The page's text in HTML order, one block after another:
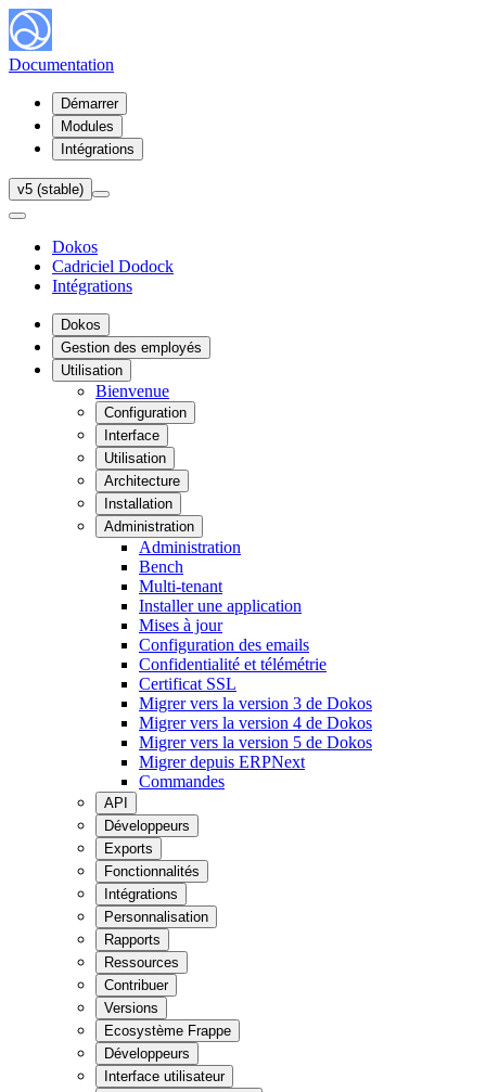
Documentation
Démarrer
Modules
Intégrations
v5 (stable)
Dokos
Cadriciel Dodock
Intégrations
Dokos
Gestion des employés
Utilisation
Bienvenue
Configuration
Interface
Utilisation
Architecture
Installation
Administration
Administration
Bench
Multi-tenant
Installer une application
Mises à jour
Configuration des emails
Confidentialité et télémétrie
Certificat SSL
Migrer vers la version 3 de Dokos
Migrer vers la version 4 de Dokos
Migrer vers la version 5 de Dokos
Migrer depuis ERPNext
Commandes
API
Développeurs
Exports
Fonctionnalités
Intégrations
Personnalisation
Rapports
Ressources
Contribuer
Versions
Ecosystème Frappe
Développeurs
Interface utilisateur